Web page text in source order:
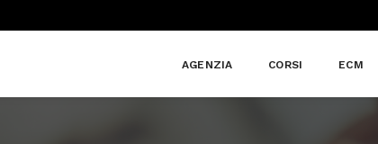
AGENZIA CORSI ECM